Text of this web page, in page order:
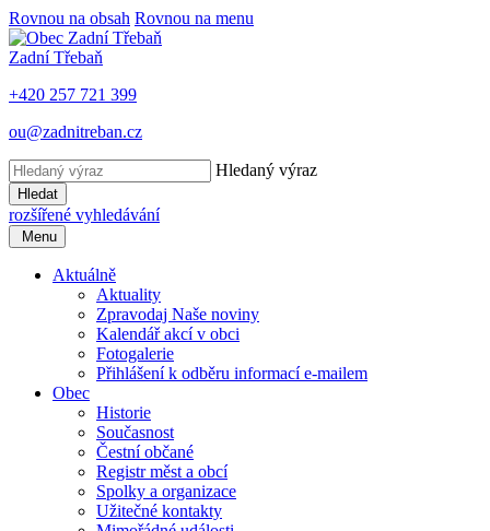
Rovnou na obsah Rovnou na menu
Zadní Třebaň
+420 257 721 399
ou@zadnitreban.cz
Hledaný výraz
Hledat
rozšířené vyhledávání
Menu
Aktuálně
Aktuality
Zpravodaj Naše noviny
Kalendář akcí v obci
Fotogalerie
Přihlášení k odběru informací e-mailem
Obec
Historie
Současnost
Čestní občané
Registr měst a obcí
Spolky a organizace
Užitečné kontakty